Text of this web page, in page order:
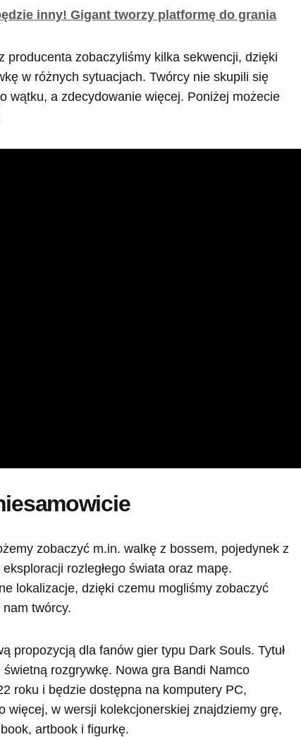
inny! Gigant tworzy platformę do grania
producenta zobaczyliśmy kilka sekwencji, dzięki
w różnych sytuacjach. Twórcy nie skupili się
wątku, a zdecydowanie więcej. Poniżej możecie
zobaczyć m.in. walkę z bossem, pojedynek z
rozległego świata oraz mapę.
lokalizacje, dzięki czemu mogliśmy zobaczyć
nam twórcy.
propozycją dla fanów gier typu Dark Souls. Tytuł
rozgrywkę. Nowa gra Bandi Namco
roku i będzie dostępna na komputery PC,
więcej, w wersji kolekcjonerskiej znajdziemy grę,
artbook i figurkę.